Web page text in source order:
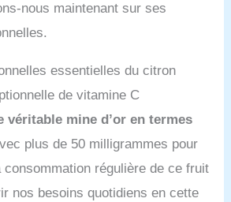
nous maintenant sur ses
essentielles du citron
de vitamine C
véritable mine d’or en termes
plus de 50 milligrammes pour
consommation régulière de ce fruit
nos besoins quotidiens en cette